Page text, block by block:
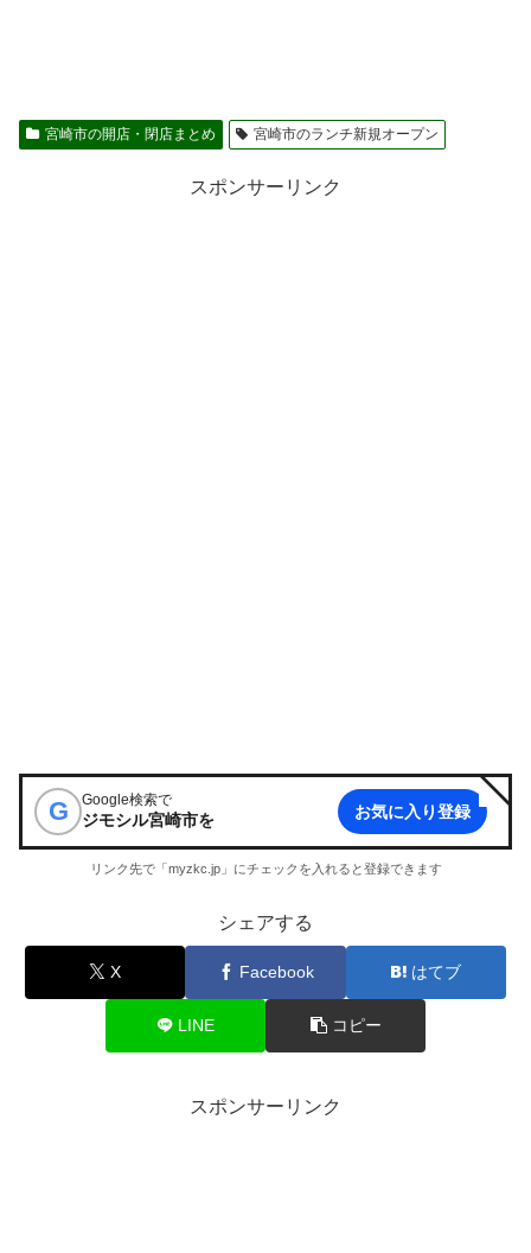
宮崎市の開店・閉店まとめ 宮崎市のランチ新規オープン
スポンサーリンク
G Google検索で
ジモシル宮崎市を お気に入り登録
リンク先で「myzkc.jp」にチェックを入れると登録できます
シェアする
X Facebook はてブ
LINE コピー
スポンサーリンク